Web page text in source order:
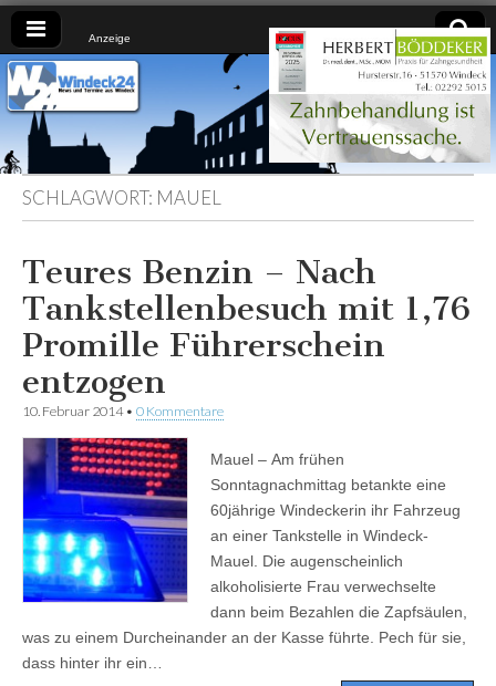
Anzeige
Windeck24
Nachrichten
aus dem
Ländchen
für das
Ländchen
SCHLAGWORT: MAUEL
Teures Benzin – Nach
Tankstellenbesuch mit 1,76
Promille Führerschein
entzogen
10. Februar 2014• 0 Kommentare
Mauel – Am frühen
Sonntagnachmittag betankte eine
60jährige Windeckerin ihr Fahrzeug
an einer Tankstelle in Windeck-
Mauel. Die augenscheinlich
alkoholisierte Frau verwechselte
dann beim Bezahlen die Zapfsäulen,
was zu einem Durcheinander an der Kasse führte. Pech für sie,
dass hinter ihr ein…